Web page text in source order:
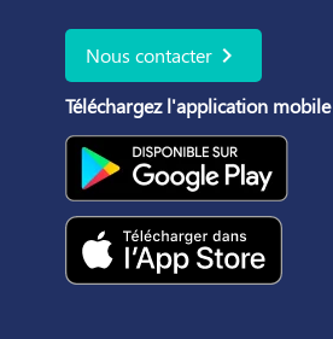
Nous contacter chevron_right
Téléchargez l'application mobile